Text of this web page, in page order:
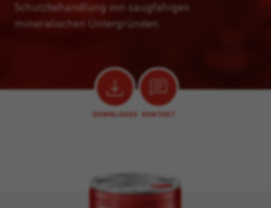
Schutzbehandlung von saugfähigen
mineralischen Untergründen.
DOWNLOADS KONTAKT